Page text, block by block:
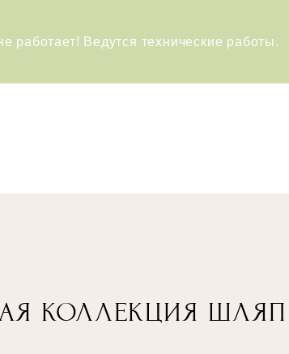
работает! Ведутся технические работы.
КОЛЛЕКЦИЯ